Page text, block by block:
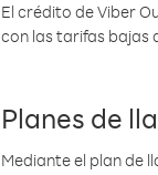
El crédito de Viber
con las tarifas bajas
Planes de
Mediante el plan de